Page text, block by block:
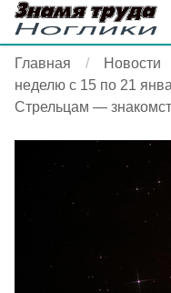
Главная Новости
неделю с 15 по 21
Стрельцам —